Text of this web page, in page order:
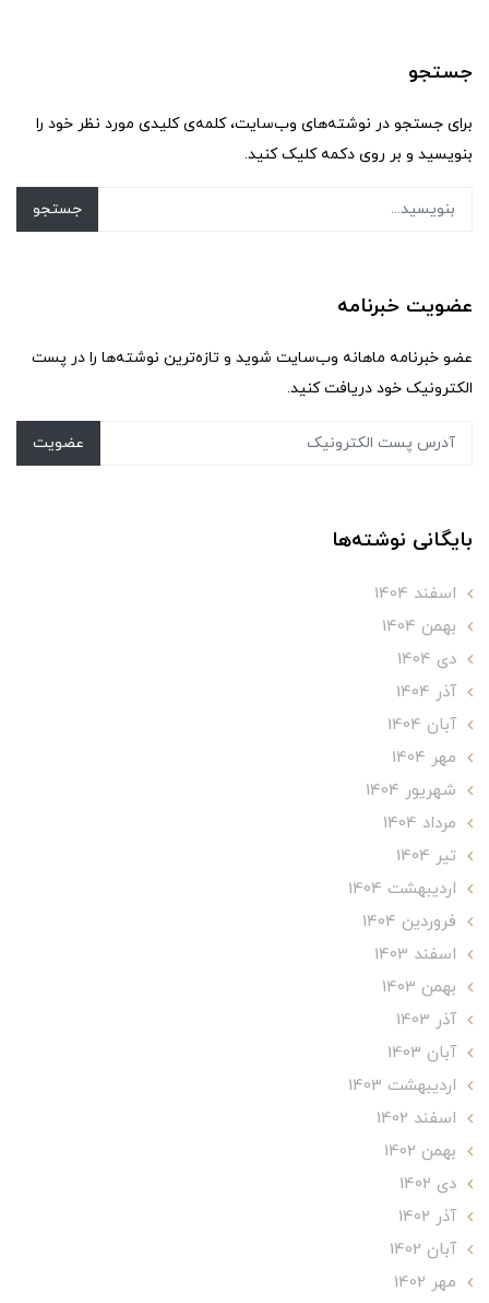
جستجو
برای جستجو در نوشته‌های وب‌سایت، کلمه‌ی کلیدی مورد نظر خود را
بنویسید و بر روی دکمه کلیک کنید.
جستجو
عضویت خبرنامه
عضو خبرنامه ماهانه وب‌سایت شوید و تازه‌ترین نوشته‌ها را در پست
الکترونیک خود دریافت کنید.
عضویت
بایگانی نوشته‌ها
اسفند 1404
بهمن 1404
دی 1404
آذر 1404
آبان 1404
مهر 1404
شهریور 1404
مرداد 1404
تير 1404
ارديبهشت 1404
فروردین 1404
اسفند 1403
بهمن 1403
آذر 1403
آبان 1403
ارديبهشت 1403
اسفند 1402
بهمن 1402
دی 1402
آذر 1402
آبان 1402
مهر 1402